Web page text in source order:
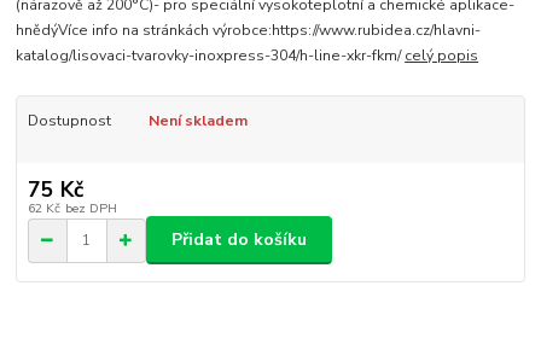
(nárazově až 200°C)- pro speciální vysokoteplotní a chemické aplikace-
hnědýVíce info na stránkách výrobce:https://www.rubidea.cz/hlavni-
katalog/lisovaci-tvarovky-inoxpress-304/h-line-xkr-fkm/celý popis
Dostupnost Není skladem
75 Kč
62 Kč bez DPH
Přidat do košíku